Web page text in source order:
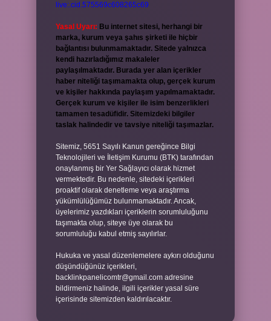
live:.cid.575569c608265c69
Yasal Uyarı: Bu internet sitesi, herhangi bir
marka, kurum veya şahıs şirketi ile hiçbir
bağlantısı bulunmamaktadır. Sitede yalnızca
kendi hazırladığımız makaleler
paylaşılmaktadır. Burada yer alan içerikler
haber niteliği taşımamakta olup, gerçek kurum
ve kişiler hakkında paylaşım yapılmamaktadır.
Gerçek kurum ve kişiler ile isim benzerlikleri
tamamen tesadüfidir. Sitemizdeki bilgiler
taslak halindedir ve tavsiye niteliği taşımazlar.
Sitemiz, 5651 Sayılı Kanun gereğince Bilgi
Teknolojileri ve İletişim Kurumu (BTK) tarafından
onaylanmış bir Yer Sağlayıcı olarak hizmet
vermektedir. Bu nedenle, sitedeki içerikleri
proaktif olarak denetleme veya araştırma
yükümlülüğümüz bulunmamaktadır. Ancak,
üyelerimiz yazdıkları içeriklerin sorumluluğunu
taşımakta olup, siteye üye olarak bu
sorumluluğu kabul etmiş sayılırlar.
Hukuka ve yasal düzenlemelere aykırı olduğunu
düşündüğünüz içerikleri,
backlinkpanelicomtr@gmail.com adresine
bildirmeniz halinde, ilgili içerikler yasal süre
içerisinde sitemizden kaldırılacaktır.